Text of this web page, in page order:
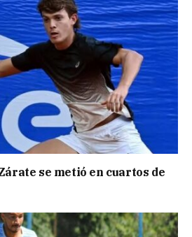
se metió en cuartos de